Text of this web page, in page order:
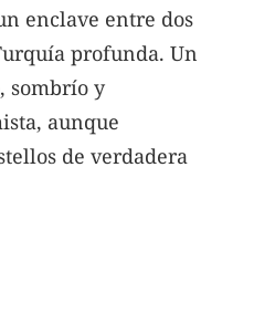
enclave entre dos
profunda. Un
sombrío y
aunque
de verdadera